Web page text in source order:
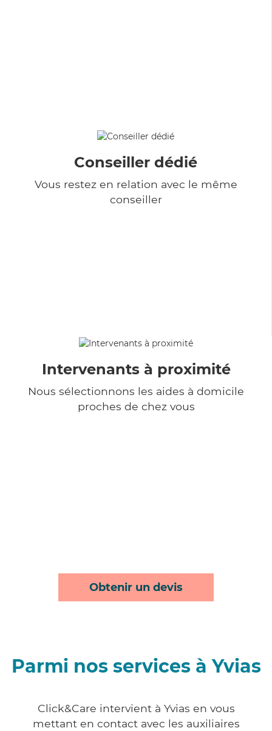
Conseiller dédié
Vous restez en relation avec le même
conseiller
Intervenants à proximité
Nous sélectionnons les aides à domicile
proches de chez vous
Obtenir un devis
Parmi nos services à Yvias
Click&Care intervient à Yvias en vous
mettant en contact avec les auxiliaires